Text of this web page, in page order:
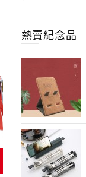
熱賣紀念品